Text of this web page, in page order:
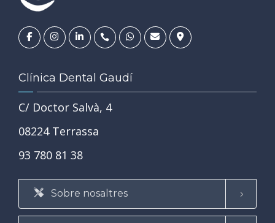
Clínica Dental Gaudí
C/ Doctor Salvà, 4
08224 Terrassa
93 780 81 38
Sobre nosaltres